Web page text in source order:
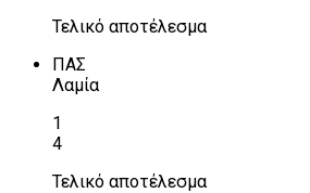
Τελικό αποτέλεσμα
ΠΑΣ
Λαμία
1
4
Τελικό αποτέλεσμα